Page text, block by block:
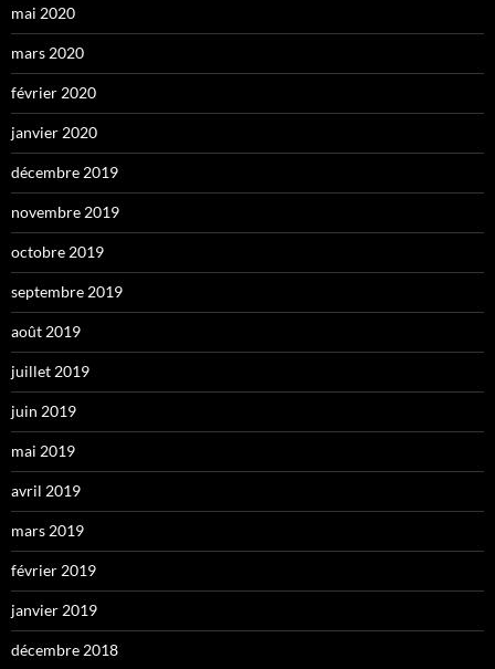
mai 2020
mars 2020
février 2020
janvier 2020
décembre 2019
novembre 2019
octobre 2019
septembre 2019
août 2019
juillet 2019
juin 2019
mai 2019
avril 2019
mars 2019
février 2019
janvier 2019
décembre 2018